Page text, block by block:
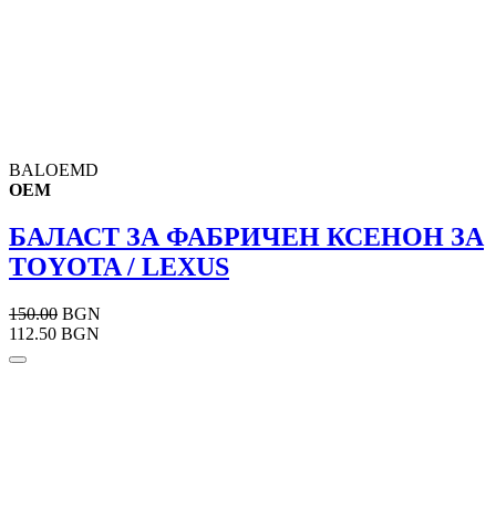
BALOEMD
OEM
БАЛАСТ ЗА ФАБРИЧЕН КСЕНОН ЗА
TOYOTA / LEXUS
150.00 BGN
112.50 BGN